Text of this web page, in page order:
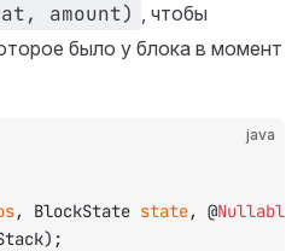
amount) , чтобы
было у блока в момент
java
, BlockState state, @Nullable